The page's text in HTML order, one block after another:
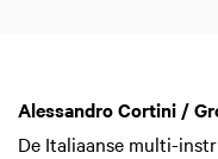
Alessandro Cortini /
De Italiaanse multi-